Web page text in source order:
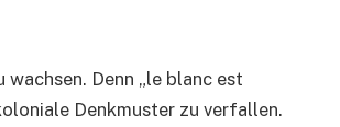
Denn „le blanc est
Denkmuster zu verfallen.